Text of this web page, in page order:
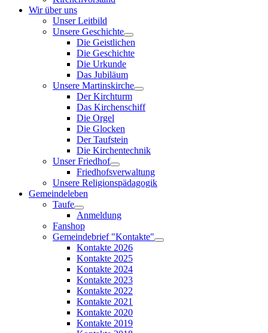
Wir über uns
Unser Leitbild
Unsere Geschichte
Die Geistlichen
Die Geschichte
Die Urkunde
Das Jubiläum
Unsere Martinskirche
Der Kirchturm
Das Kirchenschiff
Die Orgel
Die Glocken
Der Taufstein
Die Kirchentechnik
Unser Friedhof
Friedhofsverwaltung
Unsere Religionspädagogik
Gemeindeleben
Taufe
Anmeldung
Fanshop
Gemeindebrief "Kontakte"
Kontakte 2026
Kontakte 2025
Kontakte 2024
Kontakte 2023
Kontakte 2022
Kontakte 2021
Kontakte 2020
Kontakte 2019